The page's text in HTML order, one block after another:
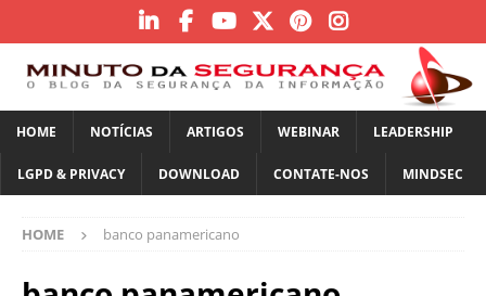
HOME NOTÍCIAS ARTIGOS WEBINAR LEADERSHIP
LGPD & PRIVACY DOWNLOAD CONTATE-NOS MINDSEC
HOME banco panamericano